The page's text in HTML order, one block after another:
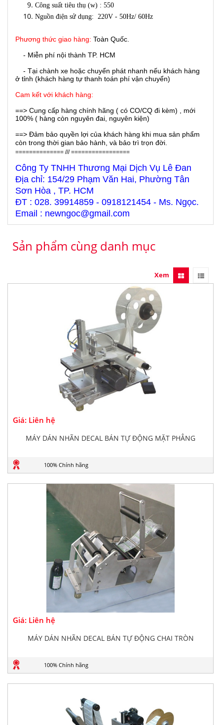
Công suất tiêu thụ (w) : 550
Nguồn điện sử dụng: 220V - 50Hz/ 60Hz
Phương thức giao hàng: Toàn Quốc.
- Miễn phí nội thành TP. HCM
- Tại chành xe hoặc chuyển phát nhanh nếu khách hàng
ở tỉnh (khách hàng tự thanh toán phí vận chuyển)
Cam kết với khách hàng:
==> Cung cấp hàng chính hãng ( có CO/CQ đi kèm) , mới
100% ( hàng còn nguyên đai, nguyên kiện)
==> Đảm bảo quyền lợi của khách hàng khi mua sản phẩm
còn trong thời gian bảo hành, và bảo trì trọn đời.
============== /// =================
Công Ty TNHH Thương Mại Dịch Vụ Lê Đan
Địa chỉ: 154/29 Phạm Văn Hai, Phường Tân
Sơn Hòa , TP. HCM
ĐT : 028. 39914859 - 0918121454 - Ms. Ngọc.
Email : newngoc@gmail.com
Sản phẩm cùng danh mục
Xem
Giá: Liên hệ
MÁY DÁN NHÃN DECAL BÁN TỰ ĐỘNG MẶT PHẲNG
100% Chính hãng
Giá: Liên hệ
MÁY DÁN NHÃN DECAL BÁN TỰ ĐỘNG CHAI TRÒN
100% Chính hãng